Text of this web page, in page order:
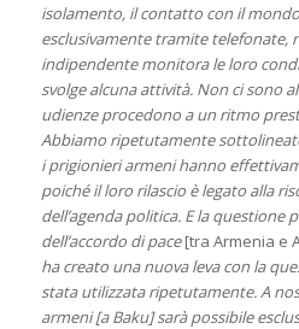
isolamento, il contatto con il
esclusivamente tramite telefonate,
indipendente monitora le loro
svolge alcuna attività. Non ci sono
udienze procedono a un ritmo
Abbiamo ripetutamente
i prigionieri armeni hanno
poiché il loro rilascio è legato alla
dell’agenda politica. E la questione
dell’accordo di pace[tra Armenia e
ha creato una nuova leva con la
stata utilizzata ripetutamente. A
armeni [a Baku] sarà possibile